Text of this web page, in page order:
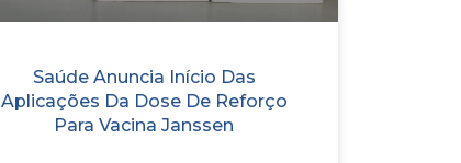
Saúde Anuncia Início Das
Aplicações Da Dose De Reforço
Para Vacina Janssen